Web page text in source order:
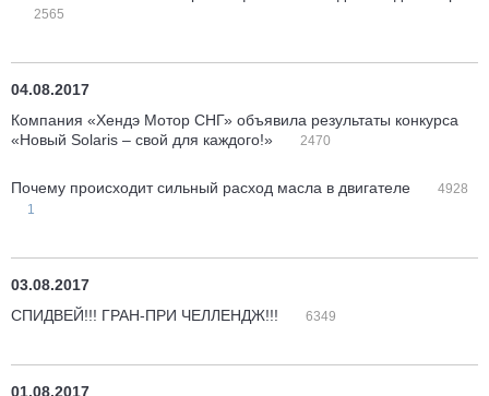
2565
04.08.2017
Компания «Хендэ Мотор СНГ» объявила результаты конкурса
«Новый Solaris – свой для каждого!»
2470
Почему происходит сильный расход масла в двигателе
4928
1
03.08.2017
СПИДВЕЙ!!! ГРАН-ПРИ ЧЕЛЛЕНДЖ!!!
6349
01.08.2017